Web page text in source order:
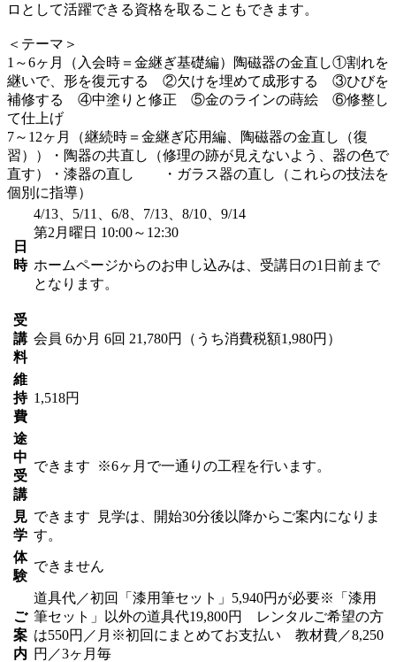
ロとして活躍できる資格を取ることもできます。
＜テーマ＞
1～6ヶ月（入会時＝金継ぎ基礎編）陶磁器の金直し①割れを
継いで、形を復元する ②欠けを埋めて成形する ③ひびを
補修する ④中塗りと修正 ⑤金のラインの蒔絵 ⑥修整し
て仕上げ
7～12ヶ月（継続時＝金継ぎ応用編、陶磁器の金直し（復
習））・陶器の共直し（修理の跡が見えないよう、器の色で
直す）・漆器の直し ・ガラス器の直し（これらの技法を
個別に指導）
日
時
4/13、5/11、6/8、7/13、8/10、9/14
第2月曜日 10:00～12:30
ホームページからのお申し込みは、受講日の1日前まで
となります。
受
講
料
会員 6か月 6回 21,780円（うち消費税額1,980円）
維
持
費
1,518円
途
中
受
講
できます ※6ヶ月で一通りの工程を行います。
見
学
できます
見学は、開始30分後以降からご案内になりま
す。
体
験
できません
ご
案
内
道具代／初回「漆用筆セット」5,940円が必要※「漆用
筆セット」以外の道具代19,800円 レンタルご希望の方
は550円／月※初回にまとめてお支払い 教材費／8,250
円／3ヶ月毎